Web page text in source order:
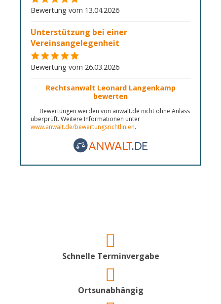
Bewertung vom 13.04.2026
Unterstützung bei einer
Vereinsangelegenheit
Bewertung vom 26.03.2026
Rechtsanwalt Leonard Langenkamp
bewerten
Bewertungen werden von anwalt.de nicht ohne Anlass
überprüft. Weitere Informationen unter
www.anwalt.de/bewertungsrichtlinien.
Schnelle Terminvergabe
Ortsunabhängig